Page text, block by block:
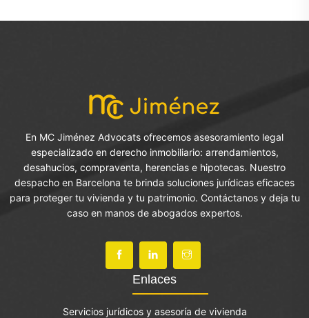
En MC Jiménez Advocats ofrecemos asesoramiento legal
especializado en derecho inmobiliario: arrendamientos,
desahucios, compraventa, herencias e hipotecas. Nuestro
despacho en Barcelona te brinda soluciones jurídicas eficaces
para proteger tu vivienda y tu patrimonio. Contáctanos y deja tu
caso en manos de abogados expertos.
Enlaces
Servicios jurídicos y asesoría de vivienda